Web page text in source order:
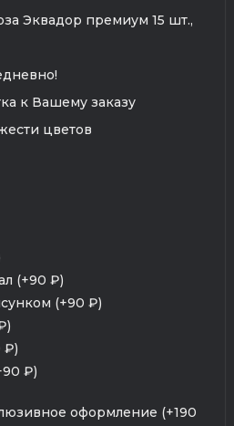
Эквадор премиум 15 шт.,
к Вашему заказу
цветов
(+90 ₽)
(+90 ₽)
₽)
₽)
оформление (+190